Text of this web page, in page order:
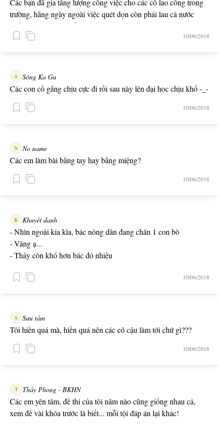
Các bạn đã gia tăng lượng công việc cho các cô lao công trong
trường, hằng ngày ngoài việc quét dọn còn phải lau cả nước
miếng của các bạn để lại trên mặt bàn nữa.
10/06/2018
S Sông Ka Gu
Các con cố gắng chịu cực đi rồi sau này lên đại học chịu khổ -_-
10/06/2018
N No name
Các em làm bài bằng tay hay bằng miệng?
10/06/2018
K Khuyết danh
- Nhìn ngoài kia kìa, bác nông dân đang chăn 1 con bò
- Vâng ạ...
- Thầy còn khổ hơn bác đó nhiều
- Vì phải chăn tới 60 con bò chứ gì nữa?
10/06/2018
S Sưu tầm
Tôi hiền quá mà, hiền quá nên các cô cậu làm tới chứ gì???
10/06/2018
T Thầy Phong - BKHN
Các em yên tâm, đề thi của tôi năm nào cũng giống nhau cả,
xem đề vài khóa trước là biết... mỗi tội đáp án lại khác!